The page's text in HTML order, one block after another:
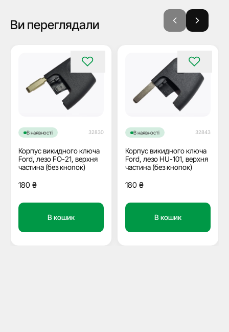
Ви переглядали
В наявності 32830
Корпус викидного ключа
Ford, лезо FO-21, верхня
частина (без кнопок)
180 ₴
В кошик
В наявності 32843
Корпус викидного ключа
Ford, лезо HU-101, верхня
частина (без кнопок)
180 ₴
В кошик